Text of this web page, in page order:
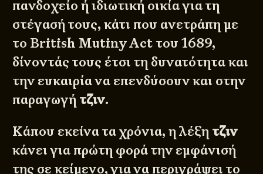
πανδοχείο ή ιδιωτική οικία για τη
στέγασή τους, κάτι που ανετράπη με
το British Mutiny Act του 1689,
δίνοντάς τους έτσι τη δυνατότητα και
την ευκαιρία να επενδύσουν και στην
παραγωγή τζιν.
Κάπου εκείνα τα χρόνια, η λέξη τζιν
κάνει για πρώτη φορά την εμφάνισή
της σε κείμενο, για να περιγράψει το